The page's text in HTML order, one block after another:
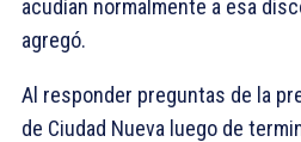
acudían normalmente a esa
agregó.
Al responder preguntas de la
de Ciudad Nueva luego de